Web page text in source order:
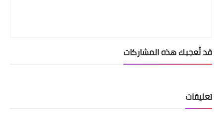
قد تُعجبك هذه المشاركات
تعليقات